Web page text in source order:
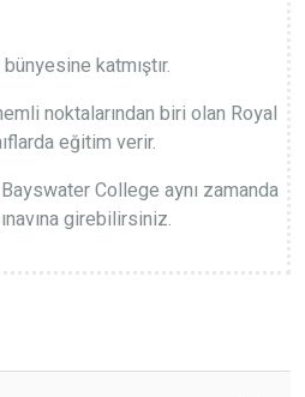
katmıştır.
noktalarından biri olan Royal
eğitim verir.
College aynı zamanda
girebilirsiniz.